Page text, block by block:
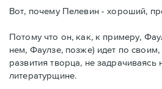
Вот, почему Пелевин - хороший,
Потому что он, как, к примеру,
нем, Фаулзе, позже) идет по
развития творца, не задрачиваясь
литературщине.